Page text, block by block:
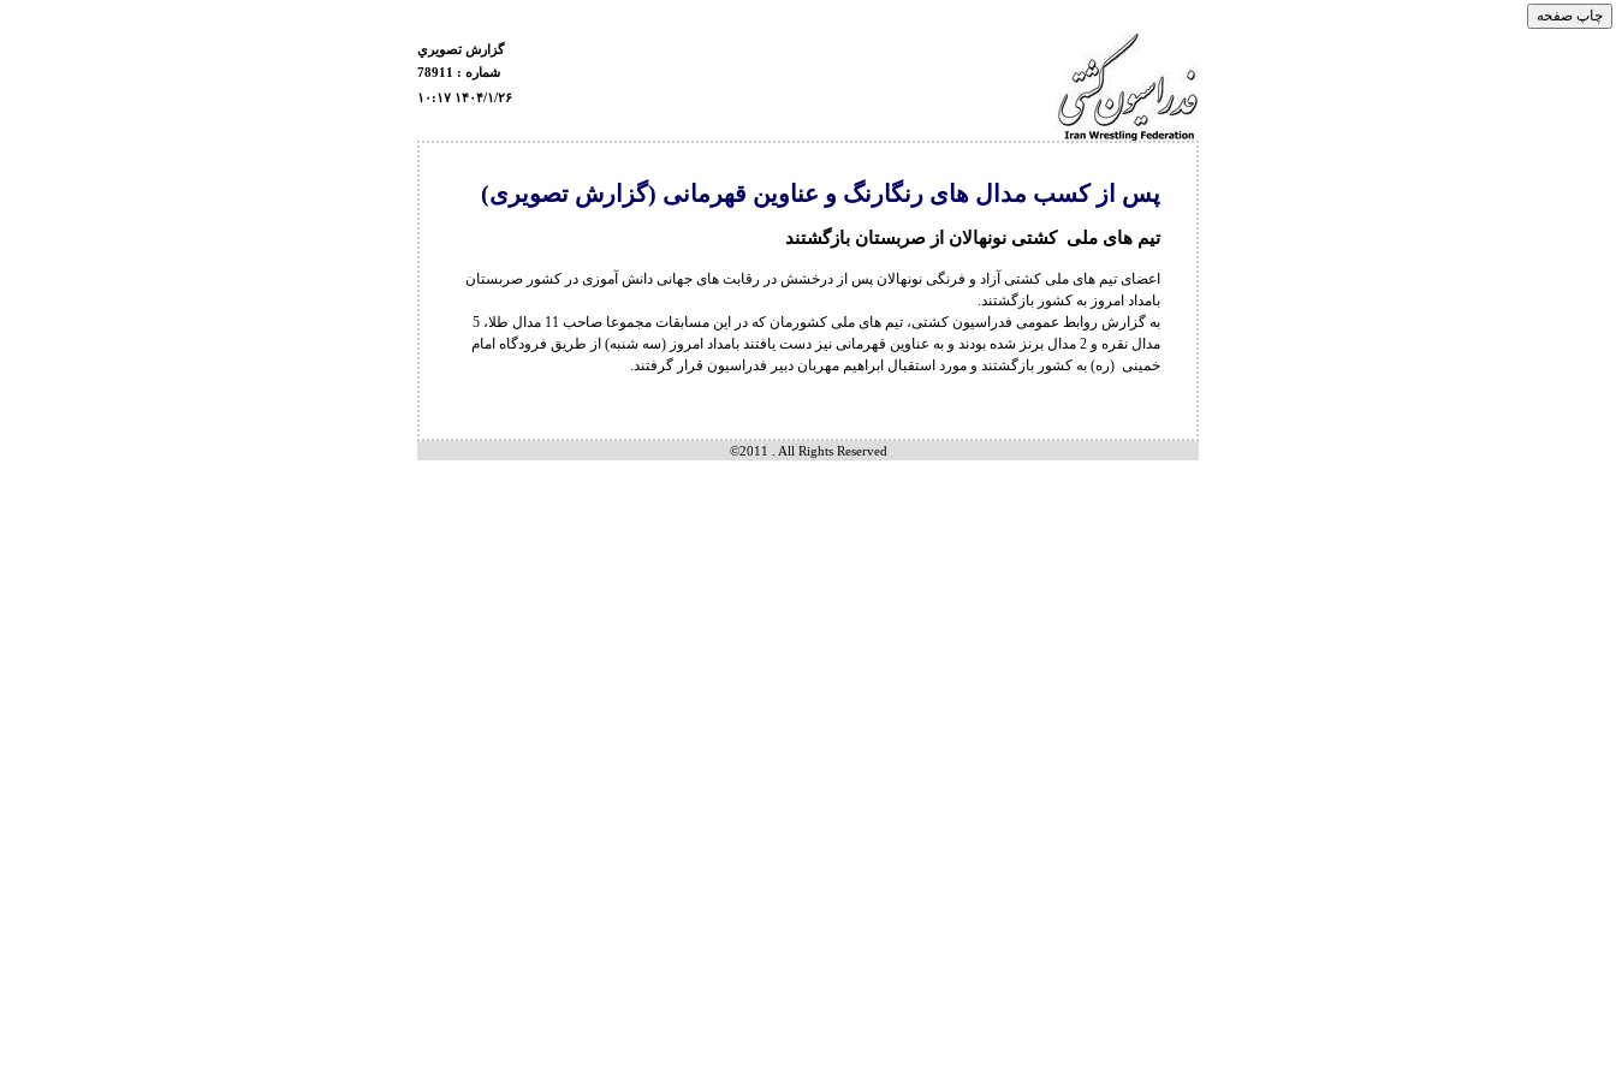
گزارش تصويري
شماره : 78911
۱۰:۱۷ ۱۴۰۴/۱/۲۶
پس از کسب مدال های رنگارنگ و عناوین قهرمانی (گزارش تصویری)
تیم های ملی کشتی نونهالان از صربستان بازگشتند
اعضای تیم های ملی کشتی آزاد و فرنگی نونهالان پس از درخشش در رقابت های جهانی دانش آموزی در کشور صربستان
بامداد امروز به کشور بازگشتند.
به گزارش روابط عمومی فدراسیون کشتی، تیم های ملی کشورمان که در این مسابقات مجموعا صاحب 11 مدال طلا، 5
مدال نقره و 2 مدال برنز شده بودند و به عناوین قهرمانی نیز دست یافتند بامداد امروز (سه شنبه) از طریق فرودگاه امام
خمینی (ره) به کشور بازگشتند و مورد استقبال ابراهیم مهربان دبیر فدراسیون قرار گرفتند.
©2011 . All Rights Reserved